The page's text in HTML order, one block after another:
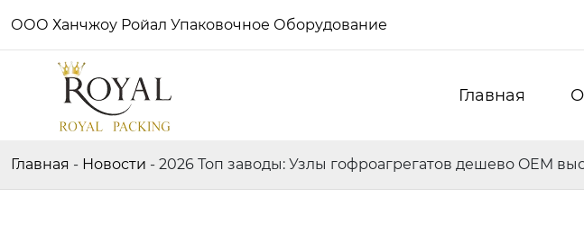
ООО Ханчжоу Ройал Упаковочное Оборудование
Главная
Главная - Новости - 2026 Топ заводы: Узлы гофроагрегатов дешево OEM